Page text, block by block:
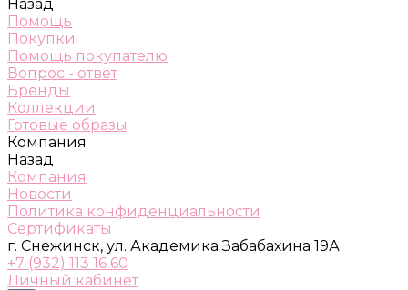
Назад
Помощь
Покупки
Помощь покупателю
Вопрос - ответ
Бренды
Коллекции
Готовые образы
Компания
Назад
Компания
Новости
Политика конфиденциальности
Сертификаты
г. Снежинск, ул. Академика Забабахина 19А
+7 (932) 113 16 60
Личный кабинет